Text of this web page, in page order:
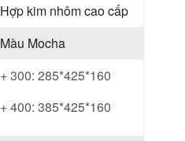
Hợp kim nhôm cao cấp
Màu Mocha
+ 300: 285*425*160
+ 400: 385*425*160